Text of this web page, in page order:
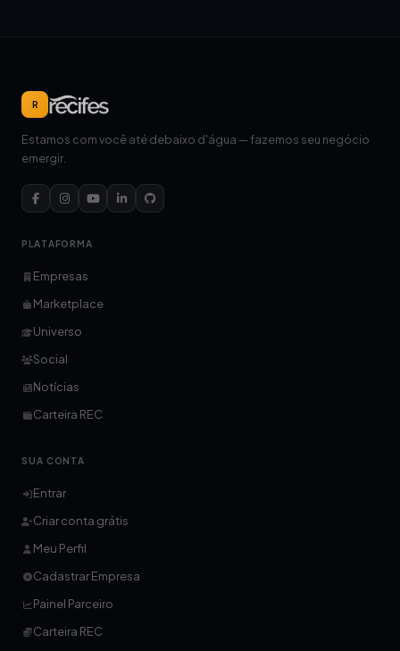
R
Estamos com você até debaixo d'água — fazemos seu negócio
emergir.
PLATAFORMA
Empresas
Marketplace
Universo
Social
Notícias
Carteira REC
SUA CONTA
Entrar
Criar conta grátis
Meu Perfil
Cadastrar Empresa
Painel Parceiro
Carteira REC